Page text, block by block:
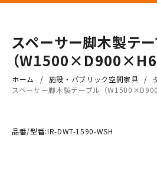
スペーサー脚木製テ
（
ホーム 施設・パブリック空間家具
スペーサー脚木製テーブル（
品番/型番:IR-DWT-1590-WSH